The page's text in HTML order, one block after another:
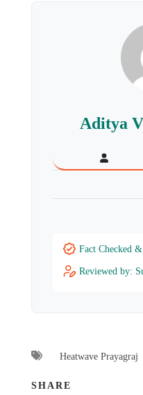
Aditya
Fact Checked
Reviewed by:
Heatwave Prayagraj
SHARE